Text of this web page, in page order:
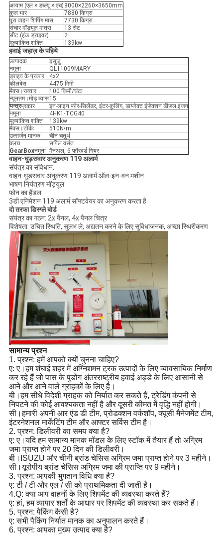
आयाम (एल × डब्ल्यू × एच) 8000×2260×3650mm
कुल भार
7880 किग्रा
पूरा वाहन शिपिंग मास
7730 किग्रा
संचार मॉड्यूल मात्रा
13 सेट
सीट (इंक ड्राइवर)
2
मूल्यांकित शक्ति
139kw
हवाई जहाज़ के पहिये
उत्पादक
इसुजु
नमूना
QL11009MARY
ड्राइव के प्रकार
4x2
व्हीलबेस
4475 मिमी
मैक्स।रफ़्तार
100 किमी/घंटा
न्यूनतम।मोड़ व्यास15
यन्त्रप्रकार
इन-लाइन फोर-सिलेंडर, इंटर-कूलिंग, डायरेक्ट इंजेक्शन डीजल इंजन
नमूना
4HK1-TCG40
मूल्यांकित शक्ति
139kw
मैक्स।टॉर्कः
510N•m
उत्सर्जन मानक
चीन चतुर्थ
क्लच
सर्पिल वसंत
GearBoxनमूना मैनुअल, 6 फॉरवर्ड गियर
वाहन-घुड़सवार अनुकरण 119 अलार्म
संयंत्र का संविधान:
वाहन-घुड़सवार अनुकरण 119 अलार्म ऑल-इन-वन मशीन
भाषण नियंत्रण मॉड्यूल
फोन का हैंडल
3डी एनिमेशन 119 अलार्म सॉफ्टवेयर का अनुकरण करता है
दो तरफा डिस्प्ले बोर्ड
संयंत्र का गठन: 2x पैनल, 4x पैनल चित्र
विशेषता: उचित स्थिति, सुलभ ले, अद्यतन करने के लिए सुविधाजनक, अच्छा स्थिरीकरण
सामान्य प्रश्न
1. प्रश्न: हमें आपको क्यों चुनना चाहिए?
ए: ए।हम शंघाई शहर में अग्निशमन ट्रक उत्पादों के लिए व्यावसायिक निर्माण
कर रहे हैं जो पास के पुडोंग अंतरराष्ट्रीय हवाई अड्डे के लिए आसानी से
आने और आने वाले ग्राहकों के लिए है।
बी।हम सीधे विदेशी ग्राहक को निर्यात कर सकते हैं, ट्रेडिंग कंपनी से
निपटने की कोई आवश्यकता नहीं है और दूसरी कीमत में वृद्धि नहीं होगी।
सी।हमारी अपनी आर एंड डी टीम, प्रोडक्शन वर्कशॉप, क्यूसी मैनेजमेंट टीम,
इंटरनेशनल मार्केटिंग टीम और आफ्टर सर्विस टीम है।
2. प्रश्न: डिलीवरी का समय क्या है?
ए: ए।यदि हम सामान्य मानक मॉडल के लिए स्टॉक में तैयार हैं तो अग्रिम
जमा प्राप्त होने पर 20 दिन की डिलीवरी।
बी।ISUZU और चीनी ब्रांड चेसिस अग्रिम जमा प्राप्त होने पर 3 महीने।
सी।यूरोपीय ब्रांड चेसिस अग्रिम जमा की प्राप्ति पर 9 महीने।
3. प्रश्न: आपकी भुगतान विधि क्या है?
ए: टी / टी और एल / सी को प्राथमिकता दी जाती है।
4.Q: क्या आप वाहनों के लिए शिपमेंट की व्यवस्था करते हैं?
ए: हां, हम व्यापार शर्तों के आधार पर शिपमेंट की व्यवस्था कर सकते हैं।
5. प्रश्न: पैकिंग कैसी है?
ए: सभी पैकिंग निर्यात मानक का अनुपालन करते हैं।
6. प्रश्न: आपका मुख्य उत्पाद क्या है?